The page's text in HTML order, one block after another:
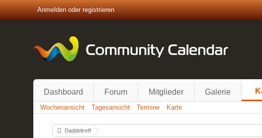
Anmelden oder registrieren
Dashboard Forum Mitglieder Galerie
Wochenansicht Tagesansicht Termine Karte
Daddeltreff